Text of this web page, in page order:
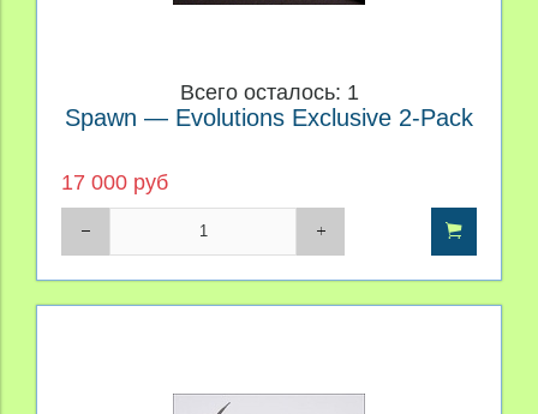
Всего осталось: 1
Spawn — Evolutions Exclusive 2-Pack
17 000 руб